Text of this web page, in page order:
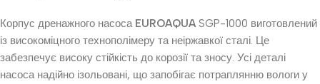
Корпус дренажного насоса EUROAQUA SGP-1000 виготовлений
із високоміцного технополімеру та неіржавкої сталі. Це
забезпечує високу стійкість до корозії та зносу. Усі деталі
насоса надійно ізольовані, що запобігає потраплянню вологи у